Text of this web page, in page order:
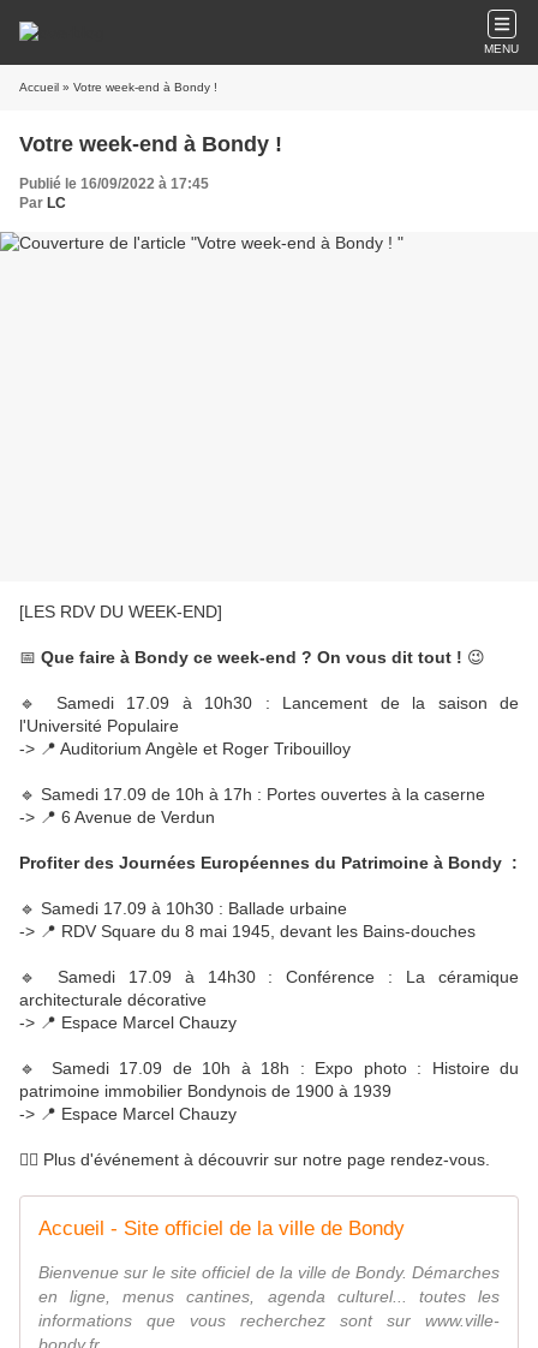
MENU
Accueil » Votre week-end à Bondy !
Votre week-end à Bondy !
Publié le 16/09/2022 à 17:45
Par LC
[LES RDV DU WEEK-END]
📅 Que faire à Bondy ce week-end ? On vous dit tout ! 😉
🔹 Samedi 17.09 à 10h30 : Lancement de la saison de
l'Université Populaire
-> 📍 Auditorium Angèle et Roger Tribouilloy
🔹 Samedi 17.09 de 10h à 17h : Portes ouvertes à la caserne
-> 📍 6 Avenue de Verdun
Profiter des Journées Européennes du Patrimoine à Bondy :
🔹 Samedi 17.09 à 10h30 : Ballade urbaine
-> 📍 RDV Square du 8 mai 1945, devant les Bains-douches
🔹 Samedi 17.09 à 14h30 : Conférence : La céramique
architecturale décorative
-> 📍 Espace Marcel Chauzy
🔹 Samedi 17.09 de 10h à 18h : Expo photo : Histoire du
patrimoine immobilier Bondynois de 1900 à 1939
-> 📍 Espace Marcel Chauzy
👇🏽 Plus d'événement à découvrir sur notre page rendez-vous.
Accueil - Site officiel de la ville de Bondy
Bienvenue sur le site officiel de la ville de Bondy. Démarches
en ligne, menus cantines, agenda culturel... toutes les
informations que vous recherchez sont sur www.ville-